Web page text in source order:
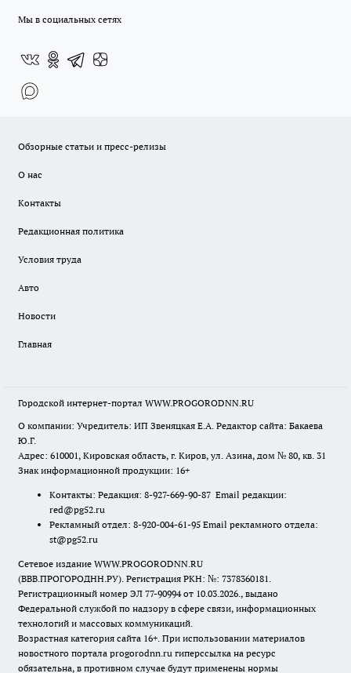
Мы в социальных сетях
Обзорные статьи и пресс-релизы
О нас
Контакты
Редакционная политика
Условия труда
Авто
Новости
Главная
Городской интернет-портал WWW.PROGORODNN.RU
О компании: Учредитель: ИП Звеняцкая Е.А. Редактор сайта: Бакаева
Ю.Г.
Адрес: 610001, Кировская область, г. Киров, ул. Азина, дом № 80, кв. 31
Знак информационной продукции: 16+
Контакты: Редакция: 8-927-669-90-87 Email редакции:
red@pg52.ru
Рекламный отдел: 8-920-004-61-95 Email рекламного отдела:
st@pg52.ru
Сетевое издание WWW.PROGORODNN.RU
(ВВВ.ПРОГОРОДНН.РУ). Регистрация РКН: №: 7378360181.
Регистрационный номер ЭЛ 77-90994 от 10.03.2026., выдано
Федеральной службой по надзору в сфере связи, информационных
технологий и массовых коммуникаций.
Возрастная категория сайта 16+. При использовании материалов
новостного портала progorodnn.ru гиперссылка на ресурс
обязательна, в противном случае будут применены нормы